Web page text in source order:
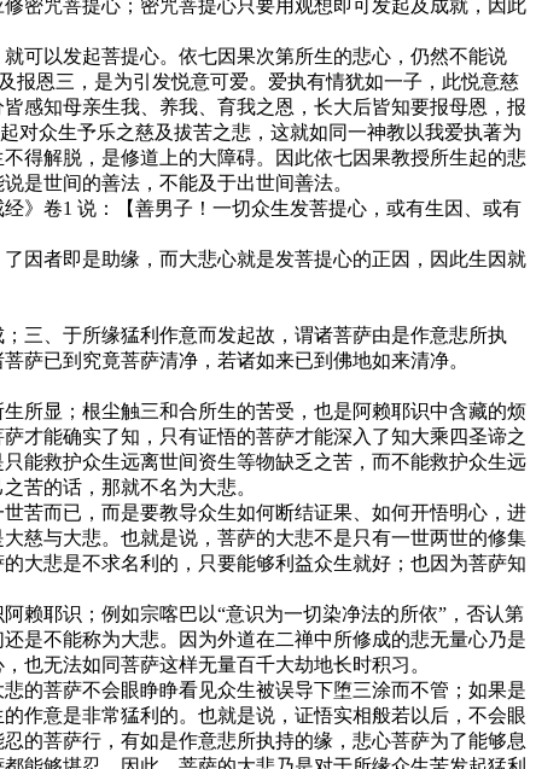
密咒菩提心；密咒菩提心只要用观想即可发起及成就，因此
可以发起菩提心。依七因果次第所生的悲心，仍然不能说
报恩三，是为引发悦意可爱。爱执有情犹如一子，此悦意慈
感知母亲生我、养我、育我之恩，长大后皆知要报母恩，报
对众生予乐之慈及拔苦之悲，这就如同一神教以我爱执著为
得解脱，是修道上的大障碍。因此依七因果教授所生起的悲
是世间的善法，不能及于出世间善法。
卷1 说：【善男子！一切众生发菩提心，或有生因、或有
者即是助缘，而大悲心就是发菩提心的正因，因此生因就
、于所缘猛利作意而发起故，谓诸菩萨由是作意悲所执
萨已到究竟菩萨清净，若诸如来已到佛地如来清净。
显；根尘触三和合所生的苦受，也是阿赖耶识中含藏的烦
才能确实了知，只有证悟的菩萨才能深入了知大乘四圣谛之
能救护众生远离世间资生等物缺乏之苦，而不能救护众生远
苦的话，那就不名为大悲。
而已，而是要教导众生如何断结证果、如何开悟明心，进
慈与大悲。也就是说，菩萨的大悲不是只有一世两世的修集
大悲是不求名利的，只要能够利益众生就好；也因为菩萨知
耶识；例如宗喀巴以“意识为一切染净法的所依”，否认第
是不能称为大悲。因为外道在二禅中所修成的悲无量心乃是
也无法如同菩萨这样无量百千大劫地长时积习。
菩萨不会眼睁睁看见众生被误导下堕三涂而不管；如果是
作意是非常猛利的。也就是说，证悟实相般若以后，不会眼
的菩萨行，有如是作意悲所执持的缘，悲心菩萨为了能够息